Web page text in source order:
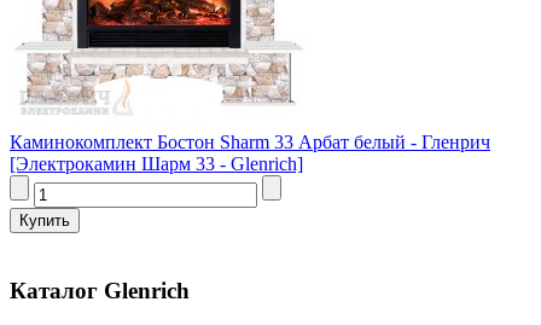
Каминокомплект Бостон Sharm 33 Арбат белый - Гленрич
[Электрокамин Шарм 33 - Glenrich]
Каталог Glenrich